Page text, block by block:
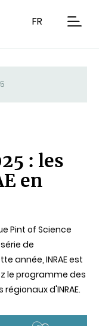
FR
: les
en
Pint of Science
de
année, INRAE est
le programme des
d'INRAE.